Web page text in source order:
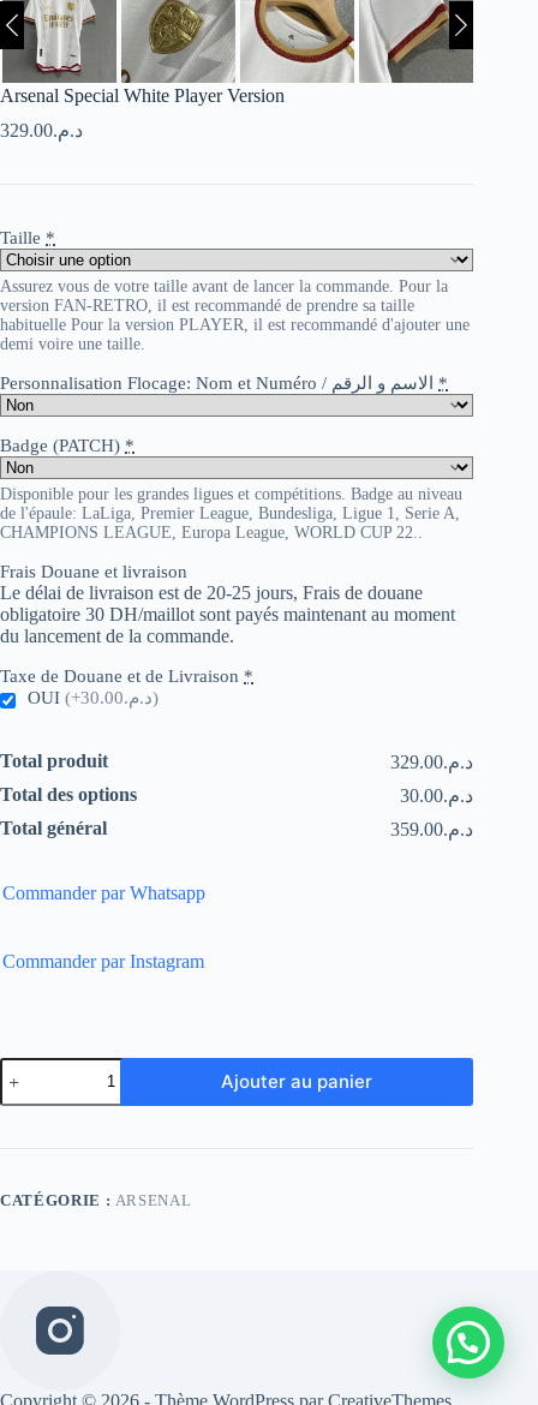
Arsenal Special White Player Version
د.م.329.00
Taille *
Assurez vous de votre taille avant de lancer la commande. Pour la
version FAN-RETRO, il est recommandé de prendre sa taille
habituelle Pour la version PLAYER, il est recommandé d'ajouter une
demi voire une taille.
Personnalisation Flocage: Nom et Numéro / الاسم و الرقم *
Badge (PATCH) *
Disponible pour les grandes ligues et compétitions. Badge au niveau
de l'épaule: LaLiga, Premier League, Bundesliga, Ligue 1, Serie A,
CHAMPIONS LEAGUE, Europa League, WORLD CUP 22..
Frais Douane et livraison
Le délai de livraison est de 20-25 jours, Frais de douane
obligatoire 30 DH/maillot sont payés maintenant au moment
du lancement de la commande.
Taxe de Douane et de Livraison *
OUI
(+د.م.30.00)
Total produit
د.م.329.00
Total des options
د.م.30.00
Total général
د.م.359.00
Commander par Whatsapp
Commander par Instagram
quantité
de
Arsenal
White
Version
Ajouter au panier
CATÉGORIE : ARSENAL
Copyright © 2026 - Thème WordPress parCreativeThemes